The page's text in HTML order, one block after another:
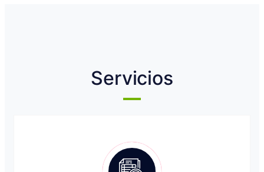
Servicios